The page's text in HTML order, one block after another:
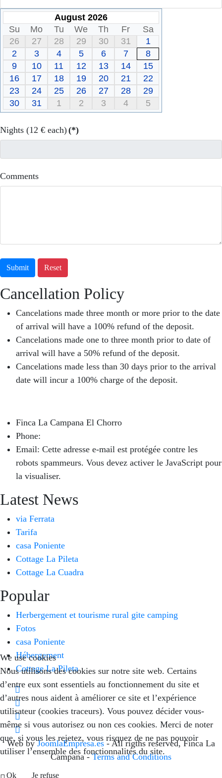
August 2026
Su
Mo Tu We Th Fr
Sa
26
27 28 29 30 31
1
2
3 4 5 6 7
8
9
10 11 12 13 14
15
16
17 18 19 20 21
22
23
24 25 26 27 28
29
30
31 1 2 3 4 5
Nights (12 € each)(*)
Comments
Submit Reset
Cancellation Policy
Cancelations made three month or more prior to the date
of arrival will have a 100% refund of the deposit.
Cancelations made one to three month prior to date of
arrival will have a 50% refund of the deposit.
Cancelations made less than 30 days prior to the arrival
date will incur a 100% charge of the deposit.
Finca La Campana El Chorro
Phone:
Email: Cette adresse e-mail est protégée contre les
robots spammeurs. Vous devez activer le JavaScript pour
la visualiser.
Latest News
via Ferrata
Tarifa
casa Poniente
Cottage La Pileta
Cottage La Cuadra
Popular
Herbergement et tourisme rural gite camping
Fotos
casa Poniente
Hébergement
Cottage La Pileta
Web byJoomlaEmpresa.es - All rigths reserved, Finca La
Campana -Terms and Conditions
We use cookies
Nous utilisons des cookies sur notre site web. Certains
d’entre eux sont essentiels au fonctionnement du site et
d’autres nous aident à améliorer ce site et l’expérience
utilisateur (cookies traceurs). Vous pouvez décider vous-
même si vous autorisez ou non ces cookies. Merci de noter
que, si vous les rejetez, vous risquez de ne pas pouvoir
utiliser l’ensemble des fonctionnalités du site.
Ok Je refuse